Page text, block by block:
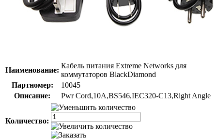
Наименование:
Кабель питания Extreme Networks для
коммутаторов BlackDiamond
Партномер:
10045
Описание:
Pwr Cord,10A,BS546,IEC320-C13,Right Angle
Количество: